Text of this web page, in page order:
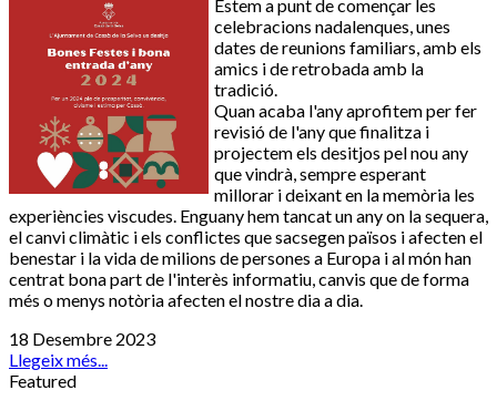
Estem a punt de començar les
celebracions nadalenques, unes
dates de reunions familiars, amb els
amics i de retrobada amb la
tradició.
Quan acaba l'any aprofitem per fer
revisió de l'any que finalitza i
projectem els desitjos pel nou any
que vindrà, sempre esperant
millorar i deixant en la memòria les
experiències viscudes. Enguany hem tancat un any on la sequera,
el canvi climàtic i els conflictes que sacsegen països i afecten el
benestar i la vida de milions de persones a Europa i al món han
centrat bona part de l'interès informatiu, canvis que de forma
més o menys notòria afecten el nostre dia a dia.
18 Desembre 2023
Llegeix més...
Featured